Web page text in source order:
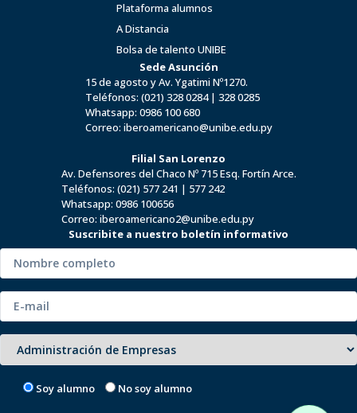
Plataforma alumnos
A Distancia
Bolsa de talento UNIBE
Sede Asunción
15 de agosto y Av. Ygatimi Nº1270.
Teléfonos: (021) 328 0284| 328 0285
Whatsapp: 0986 100 680
Correo: iberoamericano@unibe.edu.py
Filial San Lorenzo
Av. Defensores del Chaco Nº 715 Esq. Fortín Arce.
Teléfonos: (021) 577 241 | 577 242
Whatsapp: 0986 100656
Correo: iberoamericano2@unibe.edu.py
Suscribite a nuestro boletín informativo
Soy alumno No soy alumno